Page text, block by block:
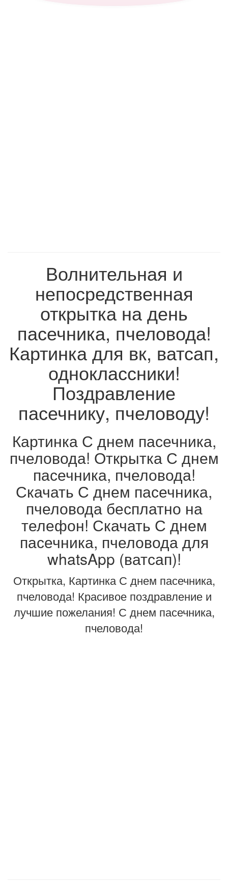
Волнительная и
непосредственная
открытка на день
пасечника, пчеловода!
Картинка для вк, ватсап,
одноклассники!
Поздравление
пасечнику, пчеловоду!
Картинка С днем пасечника,
пчеловода! Открытка С днем
пасечника, пчеловода!
Скачать С днем пасечника,
пчеловода бесплатно на
телефон! Скачать С днем
пасечника, пчеловода для
whatsApp (ватсап)!
Открытка, Картинка С днем пасечника,
пчеловода! Красивое поздравление и
лучшие пожелания! С днем пасечника,
пчеловода!